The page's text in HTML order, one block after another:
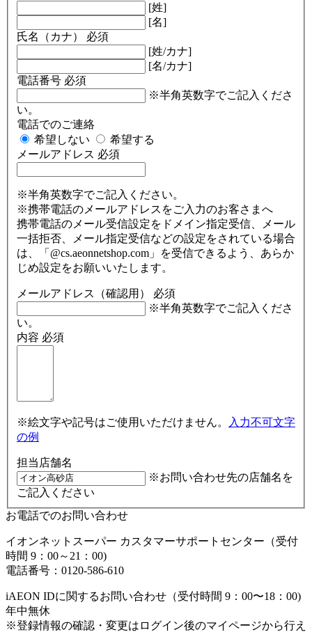
[姓]
[名]
氏名（カナ）
必須
[姓/カナ]
[名/カナ]
電話番号 必須
※半角英数字でご記入くださ
い。
電話でのご連絡
希望しない
希望する
メールアドレス 必須
※半角英数字でご記入ください。
※携帯電話のメールアドレスをご入力のお客さまへ
携帯電話のメール受信設定をドメイン指定受信、メール
一括拒否、メール指定受信などの設定をされている場合
は、「@cs.aeonnetshop.com」を受信できるよう、あらか
じめ設定をお願いいたします。
メールアドレス（確認用）
必須
※半角英数字でご記入くださ
い。
内容 必須
※絵文字や記号はご使用いただけません。
入力不可文字
の例
担当店舗名
※お問い合わせ先の店舗名を
ご記入ください
お電話でのお問い合わせ
イオンネットスーパー カスタマーサポートセンター（受付
時間 9：00～21：00)
電話番号：0120-586-610
iAEON IDに関するお問い合わせ（受付時間 9：00〜18：00)
年中無休
※登録情報の確認・変更はログイン後のマイページから行え